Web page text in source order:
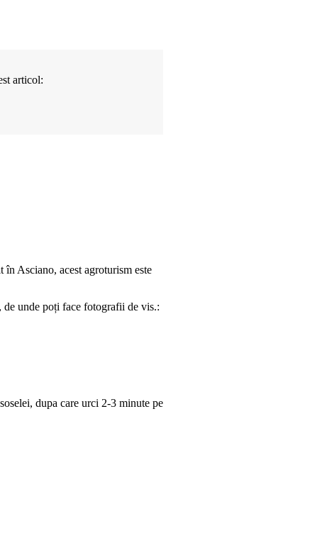
articol:
Asciano, acest agroturism este
de unde poți face fotografii de vis.:
dupa care urci 2-3 minute pe